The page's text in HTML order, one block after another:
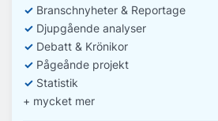
✓ Branschnyheter & Reportage
✓ Djupgående analyser
✓ Debatt & Krönikor
✓ Pågeånde projekt
✓ Statistik
+ mycket mer